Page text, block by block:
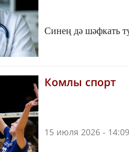
Синең дә шәфкать
Комлы спорт
15 июля 2026 - 14:09